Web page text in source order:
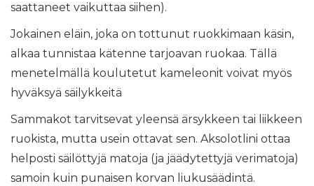
saattaneet vaikuttaa siihen).
Jokainen eläin, joka on tottunut ruokkimaan käsin,
alkaa tunnistaa kätenne tarjoavan ruokaa. Tällä
menetelmällä koulutetut kameleonit voivat myös
hyväksyä säilykkeitä
Sammakot tarvitsevat yleensä ärsykkeen tai liikkeen
ruokista, mutta usein ottavat sen. Aksolotlini ottaa
helposti säilöttyjä matoja (ja jäädytettyjä verimatoja)
samoin kuin punaisen korvan liukusäädintä.